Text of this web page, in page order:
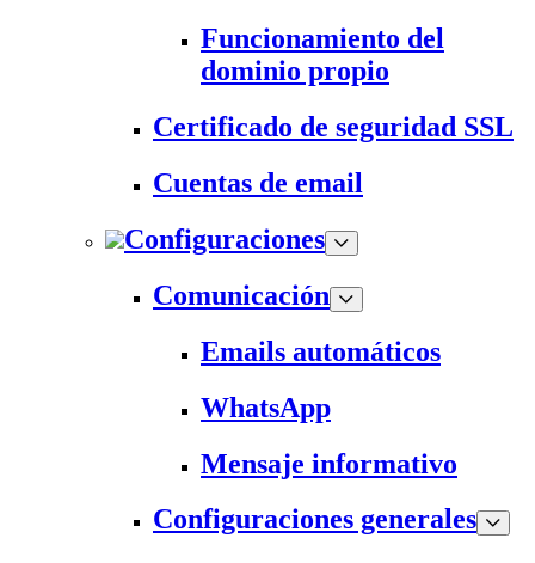
Funcionamiento del
dominio propio
Certificado de seguridad SSL
Cuentas de email
Configuraciones
Comunicación
Emails automáticos
WhatsApp
Mensaje informativo
Configuraciones generales